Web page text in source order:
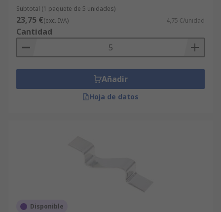
Subtotal (1 paquete de 5 unidades)
23,75 €(exc. IVA) 4,75 €/unidad
Cantidad
Añadir
Hoja de datos
Disponible